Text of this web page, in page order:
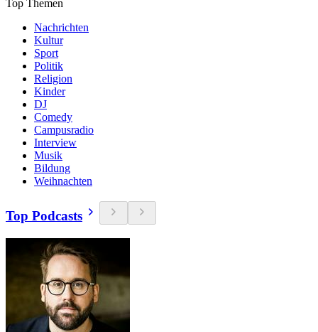
Top Themen
Nachrichten
Kultur
Sport
Politik
Religion
Kinder
DJ
Comedy
Campusradio
Interview
Musik
Bildung
Weihnachten
Top Podcasts